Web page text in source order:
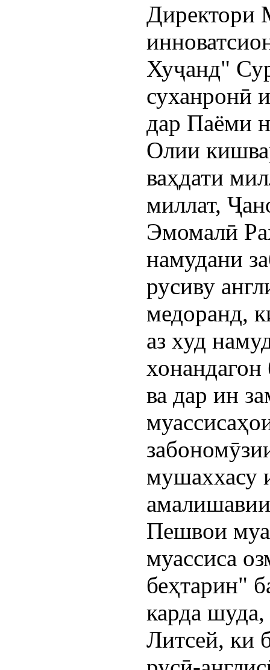
Хуҷанд"
суханронӣ
дар Паёми
Олии
ваҳдати
миллат,
Эмомалӣ
намудани
русиву
медоранд,
аз худ
ва дар ин
мушаххасу
Пешвои
муассиса
беҳтарин"
карда
Литсей, ки